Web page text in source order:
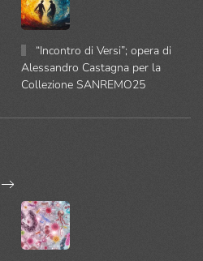
“Incontro di Versi”; opera di
Alessandro Castagna per la
Collezione SANREMO25